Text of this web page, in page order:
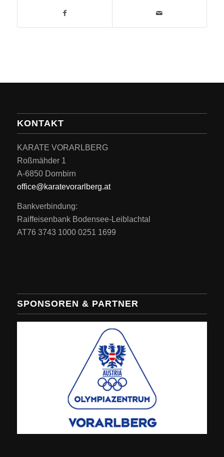
KONTAKT
KARATE VORARLBERG
Roßmähder 1
A-6850 Dornbirn
office@karatevorarlberg.at
Bankverbindung:
Raiffeisenbank Bodensee-Leiblachtal
AT76 3743 1000 0251 1699
SPONSOREN & PARTNER